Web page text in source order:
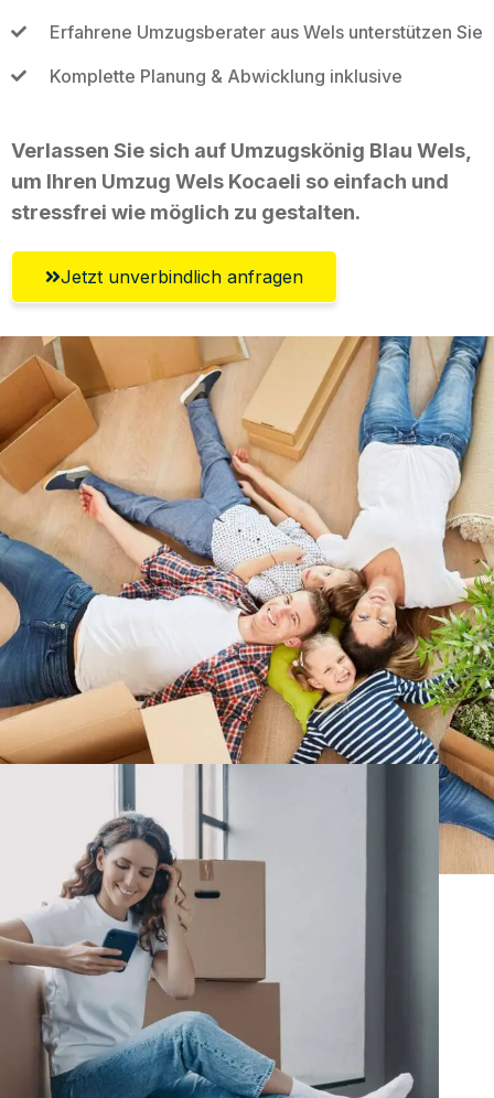
Erfahrene Umzugsberater aus Wels unterstützen Sie
Komplette Planung & Abwicklung inklusive
Verlassen Sie sich auf Umzugskönig Blau Wels,
um Ihren Umzug Wels Kocaeli so einfach und
stressfrei wie möglich zu gestalten.
Jetzt unverbindlich anfragen